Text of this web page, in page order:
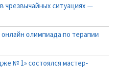
чрезвычайных ситуациях —
олимпиада по терапии
№ 1» состоялся мастер-